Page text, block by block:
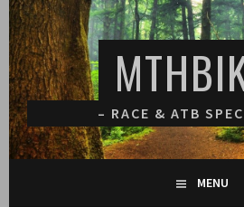
Spring
naar
inhoud
– RACE & ATB
MENU